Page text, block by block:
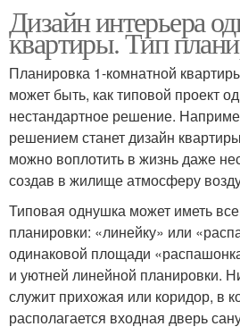
Дизайн интерьера
квартиры. Тип
Планировка 1-комнатной
может быть, как типовой проект
нестандартное решение.
решением станет дизайн
можно воплотить в жизнь даже
создав в жилище атмосферу
Типовая однушка может иметь
планировки: «линейку» или
одинаковой площади
и уютней линейной планировки.
служит прихожая или коридор, в
располагается входная дверь